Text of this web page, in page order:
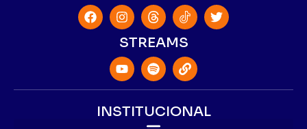
STREAMS
INSTITUCIONAL